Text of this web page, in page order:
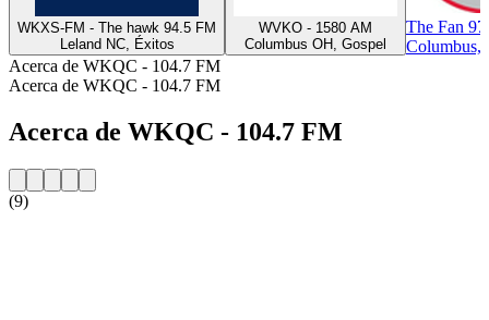
WKXS-FM - The hawk 94.5 FM
Leland NC, Éxitos
WVKO - 1580 AM
Columbus OH, Gospel
The Fan
Columbus,
Acerca de WKQC - 104.7 FM
Acerca de WKQC - 104.7 FM
Acerca de WKQC - 104.7 FM
(9)